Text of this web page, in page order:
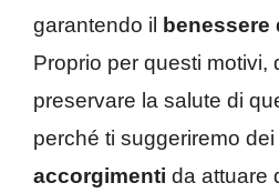
garantendo il benessere
Proprio per questi motivi,
preservare la salute di
perché ti suggeriremo dei
accorgimenti da attuare